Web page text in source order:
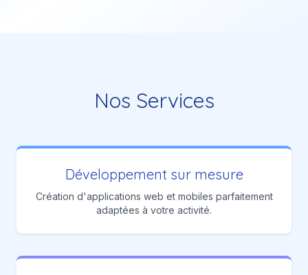
Nos Services
Développement sur mesure
Création d'applications web et mobiles parfaitement
adaptées à votre activité.